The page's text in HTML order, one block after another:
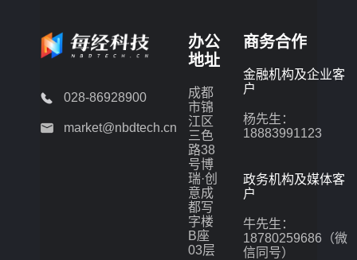
028-86928900
market@nbdtech.cn
办公
地址
成都
市锦
江区
三色
路38
号博
瑞·创
意成
都写
字楼
B座
03层
商务合作
金融机构及企业客
户
杨先生：
18883991123
政务机构及媒体客
户
牛先生：
18780259686（微
信同号）